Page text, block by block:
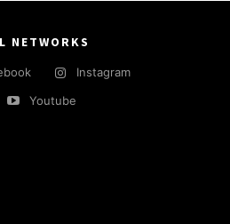
NETWORKS
Instagram
Youtube